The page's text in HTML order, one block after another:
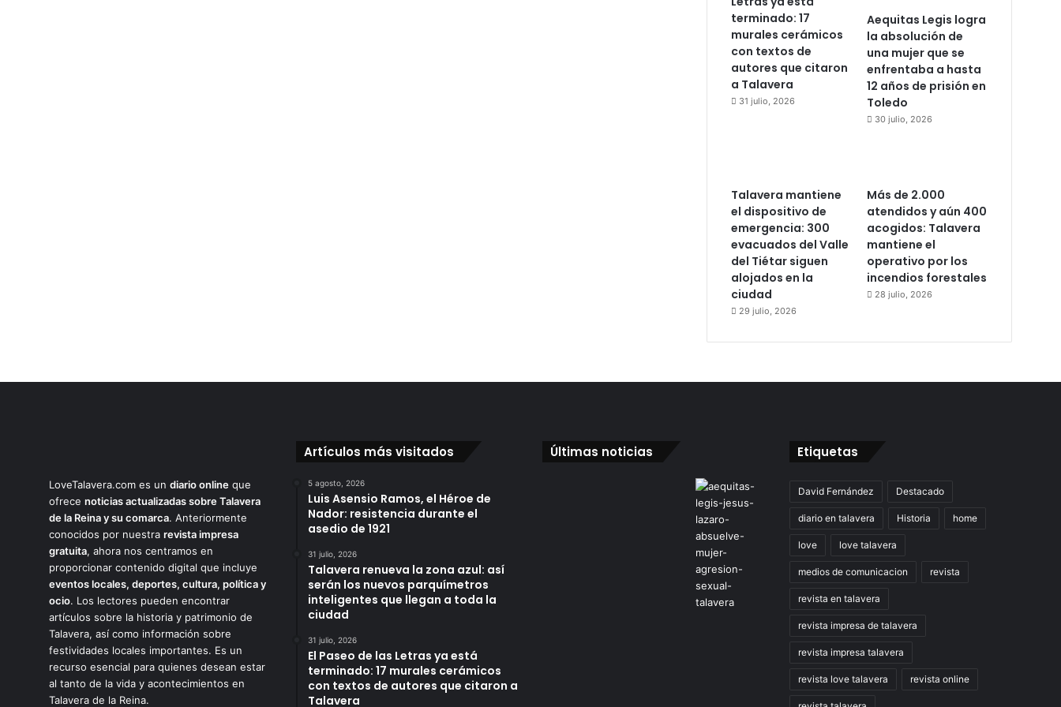
terminado: 17
murales cerámicos
con textos de
autores que citaron
a Talavera
31 julio, 2026
Aequitas Legis logra
la absolución de
una mujer que se
enfrentaba a hasta
12 años de prisión en
Toledo
30 julio, 2026
Talavera mantiene
el dispositivo de
emergencia: 300
evacuados del Valle
del Tiétar siguen
alojados en la
ciudad
29 julio, 2026
Más de 2.000
atendidos y aún 400
acogidos: Talavera
mantiene el
operativo por los
incendios forestales
28 julio, 2026
LoveTalavera.com es un diario online que
ofrece noticias actualizadas sobre Talavera
de la Reina y su comarca. Anteriormente
conocidos por nuestra revista impresa
gratuita, ahora nos centramos en
proporcionar contenido digital que incluye
eventos locales, deportes, cultura, política y
ocio. Los lectores pueden encontrar
artículos sobre la historia y patrimonio de
Talavera, así como información sobre
festividades locales importantes. Es un
recurso esencial para quienes desean estar
al tanto de la vida y acontecimientos en
Talavera de la Reina.
Artículos más visitados
5 agosto, 2026
Luis Asensio Ramos, el Héroe de
Nador: resistencia durante el
asedio de 1921
31 julio, 2026
Talavera renueva la zona azul: así
serán los nuevos parquímetros
inteligentes que llegan a toda la
ciudad
31 julio, 2026
El Paseo de las Letras ya está
terminado: 17 murales cerámicos
con textos de autores que citaron a
Talavera
Últimas noticias Etiquetas
David Fernández Destacado
diario en talavera Historia home
love love talavera
medios de comunicacion revista
revista en talavera
revista impresa de talavera
revista impresa talavera
revista love talavera revista online